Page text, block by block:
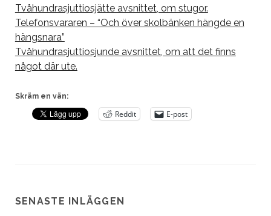
Tvåhundrasjuttiosjätte avsnittet, om stugor.
Telefonsvararen – “Och över skolbänken hängde en
hängsnara”
Tvåhundrasjuttiosjunde avsnittet, om att det finns
något där ute.
Skräm en vän:
Reddit E-post
SENASTE INLÄGGEN